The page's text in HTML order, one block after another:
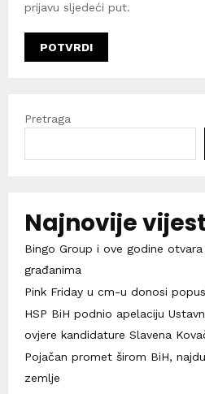
prijavu sljedeći put.
Pretraga
Najnovije
Bingo Group i ove godine
građanima
Pink Friday u cm-u donosi
HSP BiH podnio apelaciju
ovjere kandidature Slavena
Pojačan promet širom BiH,
zemlje